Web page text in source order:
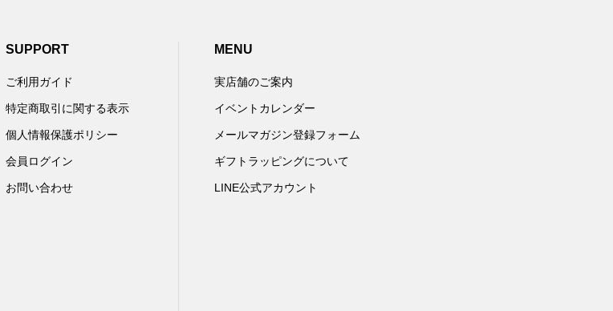
SUPPORT
ご利用ガイド
特定商取引に関する表示
個人情報保護ポリシー
会員ログイン
お問い合わせ
MENU
実店舗のご案内
イベントカレンダー
メールマガジン登録フォーム
ギフトラッピングについて
LINE公式アカウント